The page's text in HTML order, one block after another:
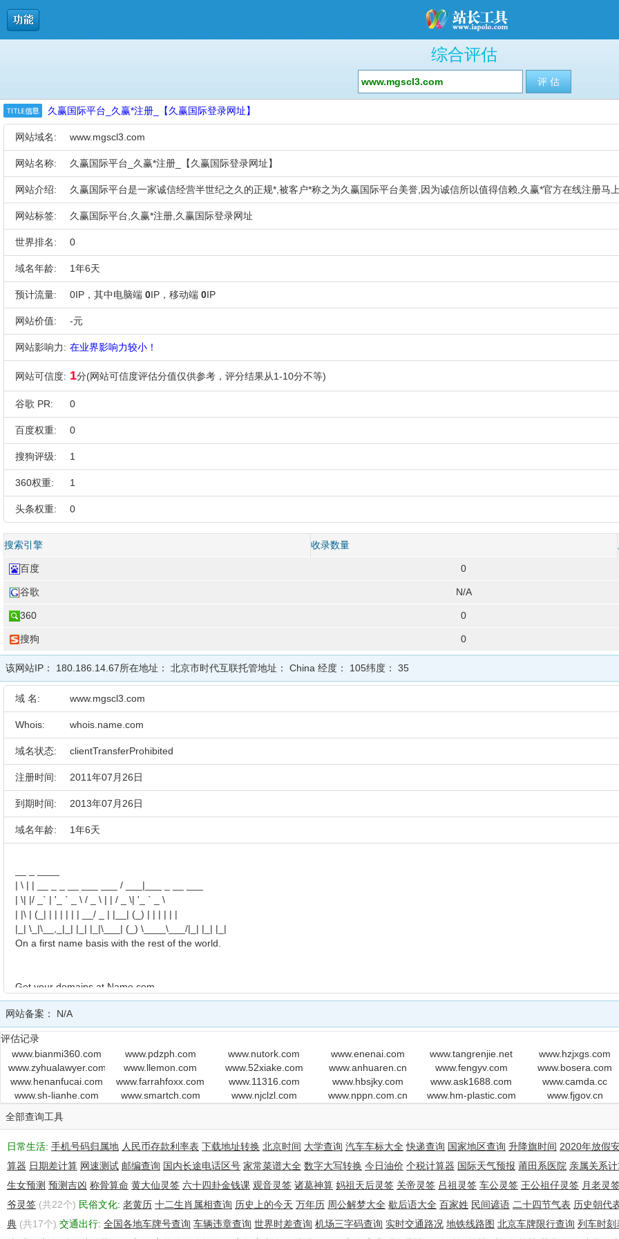
综合评估
久赢国际平台_久赢*注册_【久赢国际登录网址】
网站域名: www.mgscl3.com
网站名称: 久赢国际平台_久赢*注册_【久赢国际登录网址】
网站介绍: 久赢国际平台是一家诚信经营半世纪之久的正规*,被客户*称之为久赢国际平台美誉,因为诚信所以值得信赖,久赢*官方在线注册马
网站标签: 久赢国际平台,久赢*注册,久赢国际登录网址
世界排名: 0
域名年龄: 1年6天
预计流量: 0IP，其中电脑端 0IP，移动端 0IP
网站价值: -元
网站影响力: 在业界影响力较小！
网站可信度: 1分(网站可信度评估分值仅供参考，评分结果从1-10分不等)
谷歌 PR: 0
百度权重: 0
搜狗评级: 1
360权重: 1
头条权重: 0
搜索引擎 收录数量
百度 0
谷歌 N/A
360 0
搜狗 0
该网站IP： 180.186.14.67所在地址： 北京市时代互联托管地址： China 经度： 105纬度： 35
域 名: www.mgscl3.com
Whois: whois.name.com
域名状态: clientTransferProhibited
注册时间: 2011年07月26日
到期时间: 2013年07月26日
域名年龄: 1年6天
| \ | | __ _ _ __ ___ ___ / ___|___ _ __ ___
| \| |/ _` | '_ ` _ \ / _ \ | | / _ \| '_ ` _ \
| |\ | (_| | | | | | | __/ _ | |__| (_) | | | | | |
|_| \_|\__,_|_| |_| |_|\___| (_) \____\___/|_| |_| |_|
On a first name basis with the rest of the world.
Get your domains at Name.com.
Domain Name: mgscl3.com
Registrar: Name.com LLC
Protected Domain Services Customer ID: NCR-3886325
Expiration Date: 2013-07-27 03:36:14
Creation Date: 2011-07-27 03:36:14
Name Servers:
ns1.domain-resolution.net
ns3.domain-resolution.net
ns4.domain-resolution.net
网站备案： N/A
评估记录
www.bianmi360.com
www.pdzph.com www.nutork.com www.enenai.com www.tangrenjie.net
www.hzjxgs.com
www.zyhualawyer.com
www.llemon.com www.52xiake.com www.anhuaren.cn www.fengyv.com
www.bosera.com
www.henanfucai.com
www.farrahfoxx.com www.11316.com www.hbsjky.com www.ask1688.com
www.camda.cc
www.sh-lianhe.com
www.smartch.com www.njclzl.com www.nppn.com.cn www.hm-plastic.com
www.fjgov.cn
全部查询工具
日常生活: 手机号码归属地 人民币存款利率表 下载地址转换 北京时间 大学查询 汽车车标大全 快递查询 国家地区查询 升降旗时间 2020年放假
算器 日期差计算 网速测试 邮编查询 国内长途电话区号 家常菜谱大全 数字大写转换 今日油价 个税计算器 国际天气预报 莆田系医院 亲属关系
生女预测 预测吉凶 称骨算命 黄大仙灵签 六十四卦金钱课 观音灵签 诸葛神算 妈祖天后灵签 关帝灵签 吕祖灵签 车公灵签 王公祖仔灵签 月老灵
爷灵签 (共22个) 民俗文化: 老黄历 十二生肖属相查询 历史上的今天 万年历 周公解梦大全 歇后语大全 百家姓 民间谚语 二十四节气表 历史朝代
典 (共17个) 交通出行: 全国各地车牌号查询 车辆违章查询 世界时差查询 机场三字码查询 实时交通路况 地铁线路图 北京车牌限行查询 列车时刻